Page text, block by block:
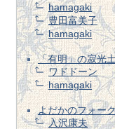
hamagaki
豊田富美子
hamagaki
「有明」の寂光
ワドドーン
hamagaki
よだかのフォー
入沢康夫